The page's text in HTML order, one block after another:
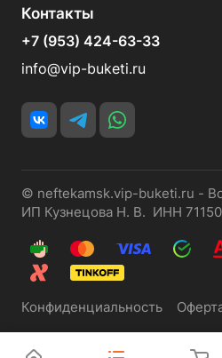
Контакты
+7 (953) 424-63-33
info@vip-buketi.ru
© neftekamsk.vip-buketi.ru -
ИП Кузнецова Н. В. ИНН
Конфиденциальность